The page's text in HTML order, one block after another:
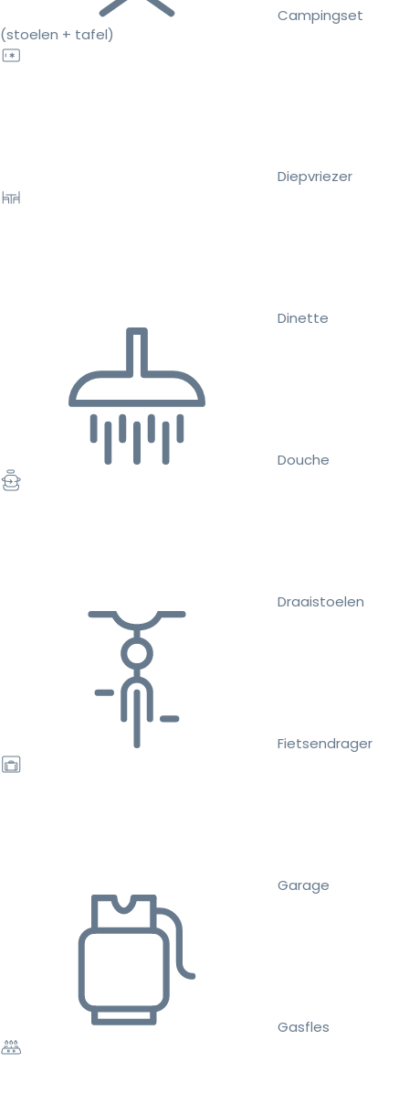
Campingset
(stoelen + tafel)
Diepvriezer
Dinette
Douche
Draaistoelen
Fietsendrager
Garage
Gasfles